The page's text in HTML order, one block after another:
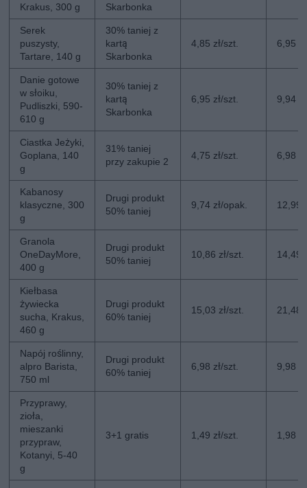
Krakus, 300 g
Skarbonka
Serek
puszysty,
Tartare, 140 g
30% taniej z
kartą
Skarbonka
4,85 zł/szt. 6,95
Danie gotowe
w słoiku,
Pudliszki, 590-
610 g
30% taniej z
kartą
Skarbonka
6,95 zł/szt. 9,94
Ciastka Jeżyki,
Goplana, 140
g
31% taniej
przy zakupie 2
4,75 zł/szt. 6,98
Kabanosy
klasyczne, 300
g
Drugi produkt
50% taniej
9,74 zł/opak. 12,99
Granola
OneDayMore,
400 g
Drugi produkt
50% taniej
10,86 zł/szt. 14,49
Kiełbasa
żywiecka
sucha, Krakus,
460 g
Drugi produkt
60% taniej
15,03 zł/szt. 21,48
Napój roślinny,
alpro Barista,
750 ml
Drugi produkt
60% taniej
6,98 zł/szt. 9,98
Przyprawy,
zioła,
mieszanki
przypraw,
Kotanyi, 5-40
g
3+1 gratis 1,49 zł/szt. 1,98